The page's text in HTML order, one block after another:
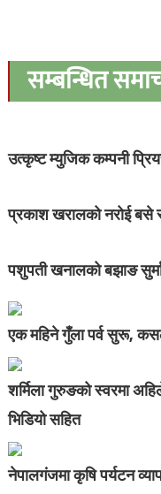
सम्बन्धित
उत्कृष्ट म्युजिक कम्पनी
प्रकाश खरालको नरोई बसे
पशुपती खनालको बझाङ
एक महिने गुँला पर्व सुरू,
शर्मिला गुरुङको स्वरमा
भिडियो सहित
नेपालगंजमा कृषि पर्यटन